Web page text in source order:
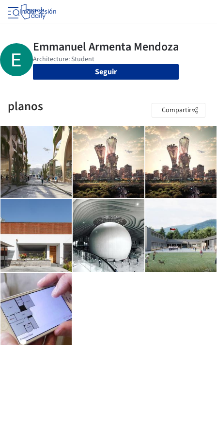
Iniciar sesión
Seguir
planos Compartir